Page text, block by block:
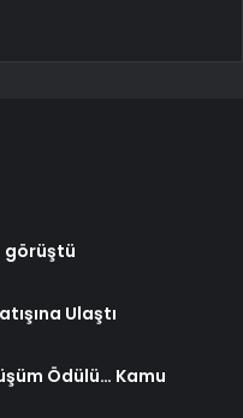
görüştü
Ulaştı
Ödülü… Kamu